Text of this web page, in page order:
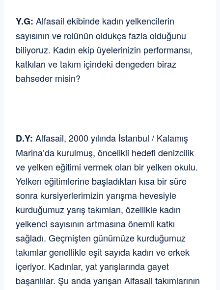
Y.G: Alfasail ekibinde kadın yelkencilerin
sayısının ve rolünün oldukça fazla olduğunu
biliyoruz. Kadın ekip üyelerinizin performansı,
katkıları ve takım içindeki dengeden biraz
bahseder misin?
D.Y: Alfasail, 2000 yılında İstanbul / Kalamış
Marina’da kurulmuş, öncelikli hedefi denizcilik
ve yelken eğitimi vermek olan bir yelken okulu.
Yelken eğitimlerine başladıktan kısa bir süre
sonra kursiyerlerimizin yarışma hevesiyle
kurduğumuz yarış takımları, özellikle kadın
yelkenci sayısının artmasına önemli katkı
sağladı. Geçmişten günümüze kurduğumuz
takımlar genellikle eşit sayıda kadın ve erkek
içeriyor. Kadınlar, yat yarışlarında gayet
başarılılar. Şu anda yarışan Alfasail takımlarının